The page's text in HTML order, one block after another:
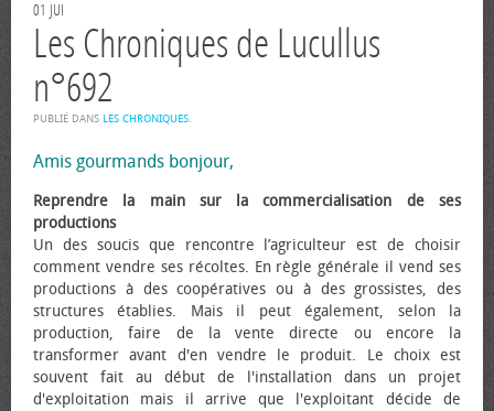
01 JUI
Les Chroniques de Lucullus
n°692
PUBLIÉ DANS LES CHRONIQUES.
Amis gourmands bonjour,
Reprendre la main sur la commercialisation de ses
productions
Un des soucis que rencontre l’agriculteur est de choisir
comment vendre ses récoltes. En règle générale il vend ses
productions à des coopératives ou à des grossistes, des
structures établies. Mais il peut également, selon la
production, faire de la vente directe ou encore la
transformer avant d'en vendre le produit. Le choix est
souvent fait au début de l'installation dans un projet
d'exploitation mais il arrive que l'exploitant décide de